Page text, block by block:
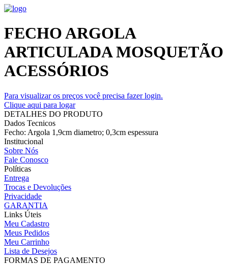
FECHO ARGOLA
ARTICULADA MOSQUETÃO
ACESSÓRIOS
Para visualizar os preços você precisa fazer login.
Clique aqui para logar
DETALHES DO PRODUTO
Dados Tecnicos
Fecho: Argola 1,9cm diametro; 0,3cm espessura
Institucional
Sobre Nós
Fale Conosco
Políticas
Entrega
Trocas e Devoluções
Privacidade
GARANTIA
Links Úteis
Meu Cadastro
Meus Pedidos
Meu Carrinho
Lista de Desejos
FORMAS DE PAGAMENTO